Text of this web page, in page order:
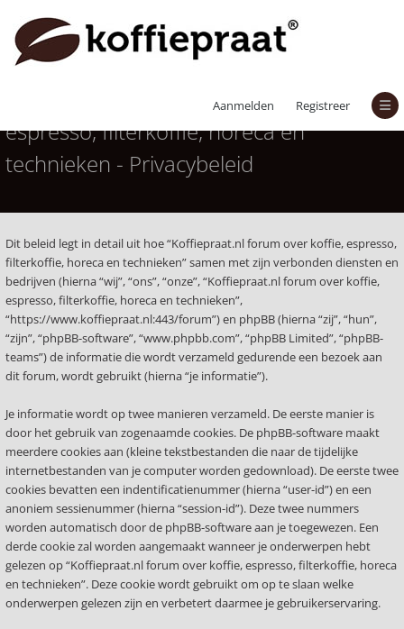
Aanmelden Registreer
Koffiepraat.nl forum over koffie,
espresso, filterkoffie, horeca en
technieken - Privacybeleid
Dit beleid legt in detail uit hoe “Koffiepraat.nl forum over koffie, espresso,
filterkoffie, horeca en technieken” samen met zijn verbonden diensten en
bedrijven (hierna “wij”, “ons”, “onze”, “Koffiepraat.nl forum over koffie,
espresso, filterkoffie, horeca en technieken”,
“https://www.koffiepraat.nl:443/forum”) en phpBB (hierna “zij”, “hun”,
“zijn”, “phpBB-software”, “www.phpbb.com”, “phpBB Limited”, “phpBB-
teams”) de informatie die wordt verzameld gedurende een bezoek aan
dit forum, wordt gebruikt (hierna “je informatie”).
Je informatie wordt op twee manieren verzameld. De eerste manier is
door het gebruik van zogenaamde cookies. De phpBB-software maakt
meerdere cookies aan (kleine tekstbestanden die naar de tijdelijke
internetbestanden van je computer worden gedownload). De eerste twee
cookies bevatten een indentificatienummer (hierna “user-id”) en een
anoniem sessienummer (hierna “session-id”). Deze twee nummers
worden automatisch door de phpBB-software aan je toegewezen. Een
derde cookie zal worden aangemaakt wanneer je onderwerpen hebt
gelezen op “Koffiepraat.nl forum over koffie, espresso, filterkoffie, horeca
en technieken”. Deze cookie wordt gebruikt om op te slaan welke
onderwerpen gelezen zijn en verbetert daarmee je gebruikerservaring.